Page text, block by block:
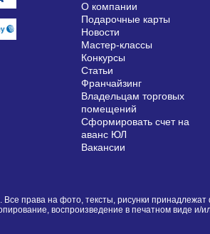
О компании
Подарочные карты
Новости
Мастер-классы
Конкурсы
Статьи
Франчайзинг
Владельцам торговых
помещений
Сформировать счет на
аванс ЮЛ
Вакансии
Все права на фото, тексты, рисунки
воспроизведение в печатном виде